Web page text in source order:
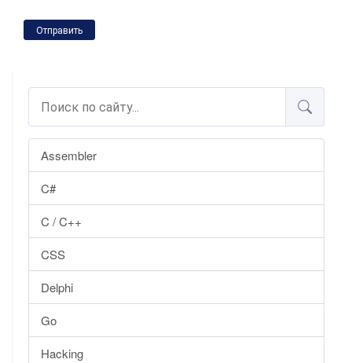
Assembler
C#
C / C++
CSS
Delphi
Go
Hacking
Отправить